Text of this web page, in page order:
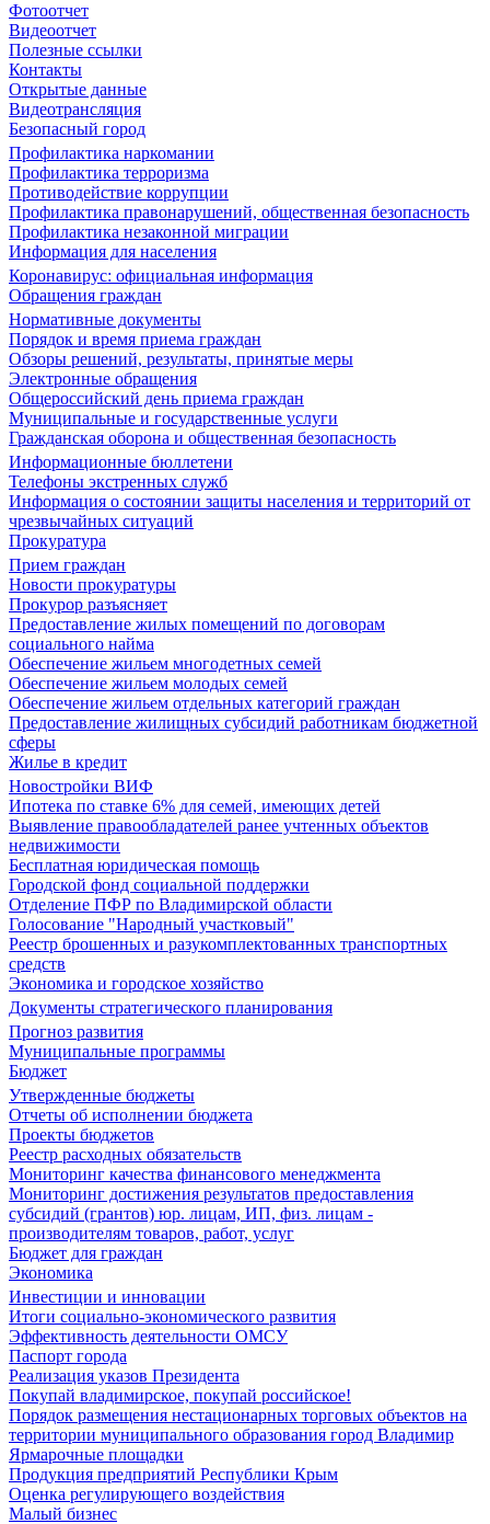
Фотоотчет
Видеоотчет
Полезные ссылки
Контакты
Открытые данные
Видеотрансляция
Безопасный город
Профилактика наркомании
Профилактика терроризма
Противодействие коррупции
Профилактика правонарушений, общественная безопасность
Профилактика незаконной миграции
Информация для населения
Коронавирус: официальная информация
Обращения граждан
Нормативные документы
Порядок и время приема граждан
Обзоры решений, результаты, принятые меры
Электронные обращения
Общероссийский день приема граждан
Муниципальные и государственные услуги
Гражданская оборона и общественная безопасность
Информационные бюллетени
Телефоны экстренных служб
Информация о состоянии защиты населения и территорий от
чрезвычайных ситуаций
Прокуратура
Прием граждан
Новости прокуратуры
Прокурор разъясняет
Предоставление жилых помещений по договорам
социального найма
Обеспечение жильем многодетных семей
Обеспечение жильем молодых семей
Обеспечение жильем отдельных категорий граждан
Предоставление жилищных субсидий работникам бюджетной
сферы
Жилье в кредит
Новостройки ВИФ
Ипотека по ставке 6% для семей, имеющих детей
Выявление правообладателей ранее учтенных объектов
недвижимости
Бесплатная юридическая помощь
Городской фонд социальной поддержки
Отделение ПФР по Владимирской области
Голосование "Народный участковый"
Реестр брошенных и разукомплектованных транспортных
средств
Экономика и городское хозяйство
Документы стратегического планирования
Прогноз развития
Муниципальные программы
Бюджет
Утвержденные бюджеты
Отчеты об исполнении бюджета
Проекты бюджетов
Реестр расходных обязательств
Мониторинг качества финансового менеджмента
Мониторинг достижения результатов предоставления
субсидий (грантов) юр. лицам, ИП, физ. лицам -
производителям товаров, работ, услуг
Бюджет для граждан
Экономика
Инвестиции и инновации
Итоги социально-экономического развития
Эффективность деятельности ОМСУ
Паспорт города
Реализация указов Президента
Покупай владимирское, покупай российское!
Порядок размещения нестационарных торговых объектов на
территории муниципального образования город Владимир
Ярмарочные площадки
Продукция предприятий Республики Крым
Оценка регулирующего воздействия
Малый бизнес